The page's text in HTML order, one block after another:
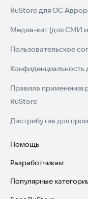
RuStore для ОС
Медиа-кит (для СМИ
Пользовательское
Конфиденциальность
Правила применения
RuStore
Дистрибутив для
Помощь
Установка RuStore на
Установка RuStore на
Разработчикам
Зарабатывать с
Популярные